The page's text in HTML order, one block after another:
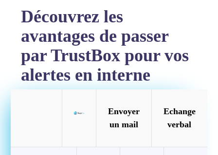
Découvrez les
avantages de passer
par TrustBox pour vos
alertes en interne
Envoyer
un mail
Echange
verbal